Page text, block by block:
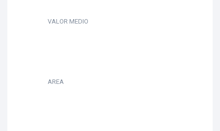
VALOR MEDIO
AREA